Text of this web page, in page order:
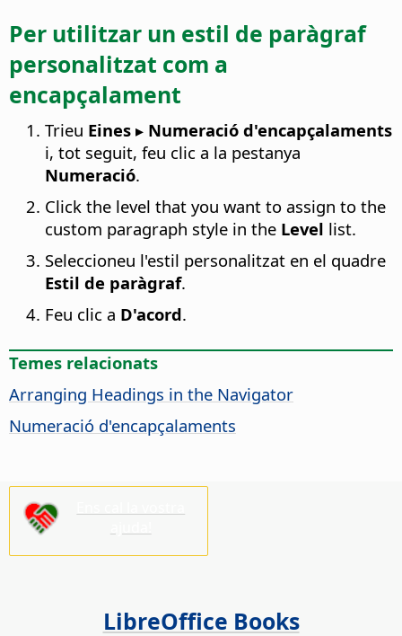
Per utilitzar un estil de paràgraf
personalitzat com a
encapçalament
Trieu Eines ▸ Numeració d'encapçalaments
i, tot seguit, feu clic a la pestanya
Numeració.
Click the level that you want to assign to the
custom paragraph style in the Level list.
Seleccioneu l'estil personalitzat en el quadre
Estil de paràgraf.
Feu clic a D'acord.
Temes relacionats
Arranging Headings in the Navigator
Numeració d'encapçalaments
LibreOffice Books